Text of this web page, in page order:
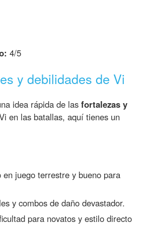
4/5
y debilidades de Vi
idea rápida de lasfortalezas y
en las batallas, aquí tienes un
en juego terrestre y bueno para
y combos de daño devastador.
para novatos y estilo directo